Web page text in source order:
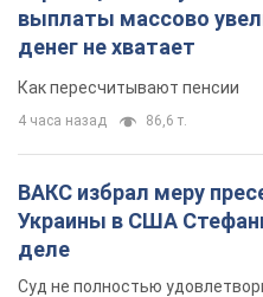
деле
Суд не полностью
28 минут назад 2,6 т.
Россия атаковала
Бисау в Чёрном море:
пострадавшие
Сухогруз был гражданским и
час назад 666